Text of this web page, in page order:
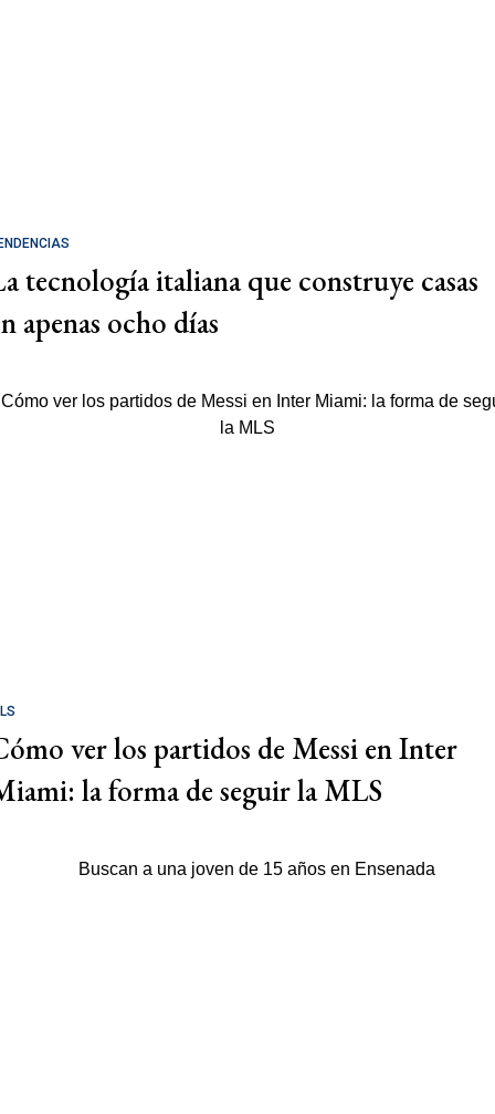
tecnología italiana que construye casas
apenas ocho días
ver los partidos de Messi en Inter
la forma de seguir la MLS